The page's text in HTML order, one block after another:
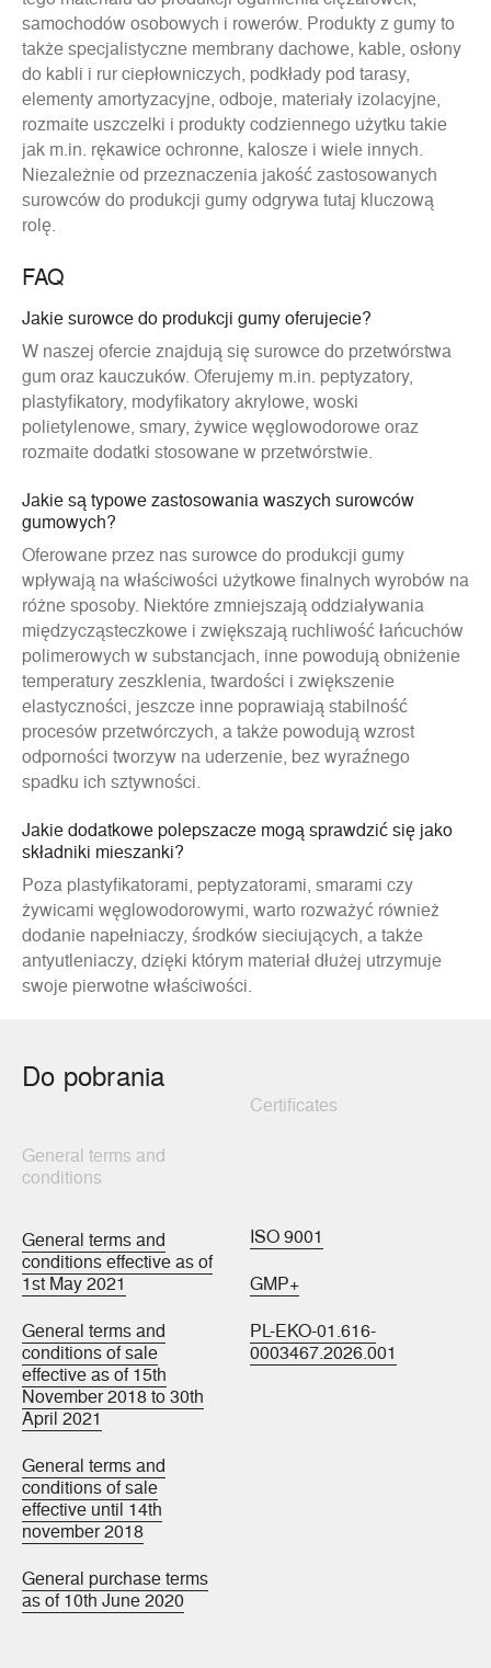
samochodów osobowych i rowerów. Produkty z gumy to
także specjalistyczne membrany dachowe, kable, osłony
do kabli i rur ciepłowniczych, podkłady pod tarasy,
elementy amortyzacyjne, odboje, materiały izolacyjne,
rozmaite uszczelki i produkty codziennego użytku takie
jak m.in. rękawice ochronne, kalosze i wiele innych.
Niezależnie od przeznaczenia jakość zastosowanych
surowców do produkcji gumy odgrywa tutaj kluczową
rolę.
FAQ
Jakie surowce do produkcji gumy oferujecie?
W naszej ofercie znajdują się surowce do przetwórstwa
gum oraz kauczuków. Oferujemy m.in. peptyzatory,
plastyfikatory, modyfikatory akrylowe, woski
polietylenowe, smary, żywice węglowodorowe oraz
rozmaite dodatki stosowane w przetwórstwie.
Jakie są typowe zastosowania waszych surowców
gumowych?
Oferowane przez nas surowce do produkcji gumy
wpływają na właściwości użytkowe finalnych wyrobów na
różne sposoby. Niektóre zmniejszają oddziaływania
międzycząsteczkowe i zwiększają ruchliwość łańcuchów
polimerowych w substancjach, inne powodują obniżenie
temperatury zeszklenia, twardości i zwiększenie
elastyczności, jeszcze inne poprawiają stabilność
procesów przetwórczych, a także powodują wzrost
odporności tworzyw na uderzenie, bez wyraźnego
spadku ich sztywności.
Jakie dodatkowe polepszacze mogą sprawdzić się jako
składniki mieszanki?
Poza plastyfikatorami, peptyzatorami, smarami czy
żywicami węglowodorowymi, warto rozważyć również
dodanie napełniaczy, środków sieciujących, a także
antyutleniaczy, dzięki którym materiał dłużej utrzymuje
swoje pierwotne właściwości.
Do pobrania
General terms and
conditions
General terms and
conditions effective as of
1st May 2021
General terms and
conditions of sale
effective as of 15th
November 2018 to 30th
April 2021
General terms and
conditions of sale
effective until 14th
november 2018
General purchase terms
as of 10th June 2020
Certificates
ISO 9001
GMP+
PL-EKO-01.616-
0003467.2026.001